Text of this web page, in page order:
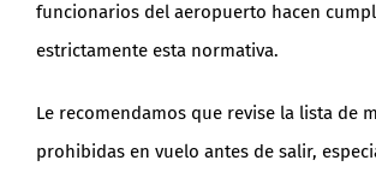
funcionarios del aeropuerto hacen
estrictamente esta normativa.
Le recomendamos que revise la lista de
prohibidas en vuelo antes de salir,